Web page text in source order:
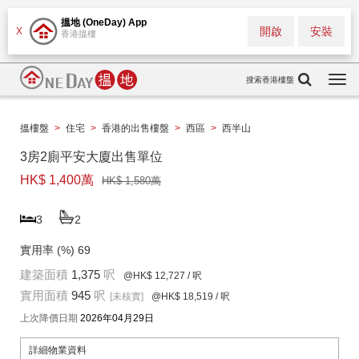
X
搵地 (OneDay) App
香港搵樓 安裝
開啟
搜索香港樓盤
搵樓盤 > 住宅 > 香港的出售樓盤 > 西區 > 西半山
3房2廁平安大廈出售單位
HK$ 1,400萬
HK$ 1,580萬
3 2
實用率 (%) 69
建築面積 1,375 呎 @HK$ 12,727 / 呎
實用面積 945 呎 [未核實] @HK$ 18,519 / 呎
上次降價日期 2026年04月29日
詳細物業資料